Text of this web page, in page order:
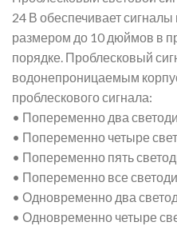
24 В обеспечивает
размером до 10 дюймов в
порядке. Проблесковый
водонепроницаемым
проблескового сигнала:
• Попеременно два
• Попеременно четыре
• Попеременно пять
• Попеременно все
• Одновременно два
• Одновременно четыре